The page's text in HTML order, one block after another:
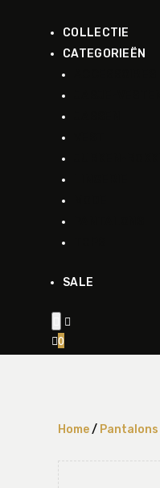
COLLECTIE
CATEGORIEËN
SALE

0
Home/ Pantalons